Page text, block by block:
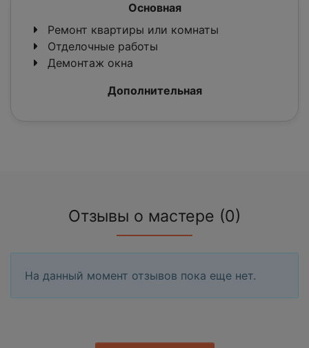
Основная
Ремонт квартиры или комнаты
Отделочные работы
Демонтаж окна
Дополнительная
Отзывы о мастере (0)
На данный момент отзывов пока еще нет.